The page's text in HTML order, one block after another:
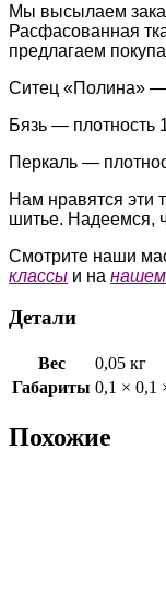
Мы высылаем
Расфасованная
предлагаем
Ситец «Полина» —
Бязь — плотность
Перкаль —
Нам нравятся эти
шитье. Надеемся,
Смотрите наши
классы и на нашем
Детали
Вес
0,05 кг
Габариты 0,1 × 0,1
Похожие